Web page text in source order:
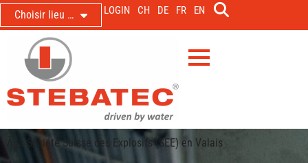
Choisir lieu … LOGIN CH DE FR EN
À la Société Suisse des Explosifs (SEE) en Valais